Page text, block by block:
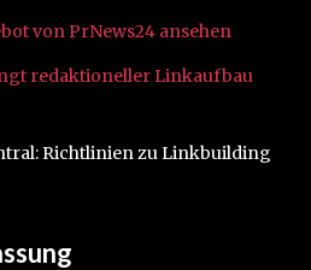
von PrNews24 ansehen
redaktioneller Linkaufbau
Richtlinien zu Linkbuilding